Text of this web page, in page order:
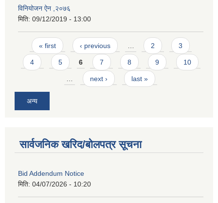
विनियोजन ऐन ,२०७६
मिति: 09/12/2019 - 13:00
Pages
« first ‹ previous 2 3
4 5 6 7 8 9 10
next › last »
अन्य
सार्वजनिक खरिद/बोलपत्र सूचना
Bid Addendum Notice
मिति: 04/07/2026 - 10:20